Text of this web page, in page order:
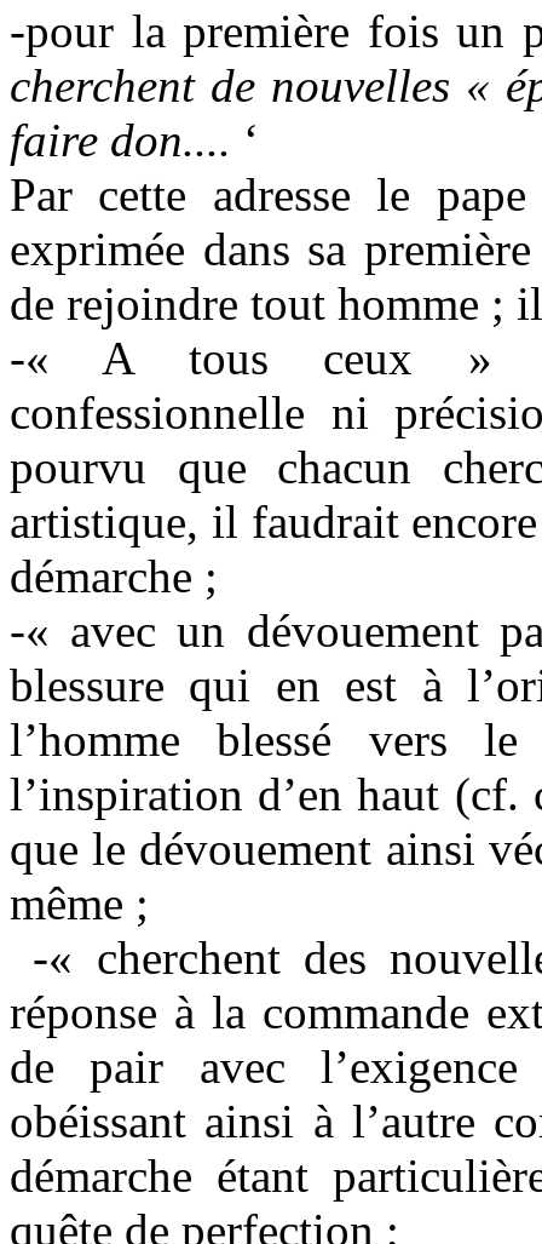
-pour la première fois un
cherchent de nouvelles «
faire don.... ‘
Par cette adresse le
exprimée dans sa
de rejoindre tout homme ; il
-« A tous ceux » ni
confessionnelle ni
pourvu que chacun
artistique, il faudrait encore
démarche ;
-« avec un dévouement
blessure qui en est à
l’homme blessé vers
l’inspiration d’en haut (cf.
que le dévouement ainsi
même ;
-« cherchent des
réponse à la commande
de pair avec
obéissant ainsi à l’autre
démarche étant
quête de perfection ;